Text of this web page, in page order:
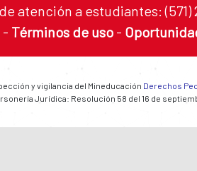
atención a estudiantes: (571)
- Términos de uso -
y vigilancia del Mineducación Derechos
Jurídica: Resolución 58 del 16 de